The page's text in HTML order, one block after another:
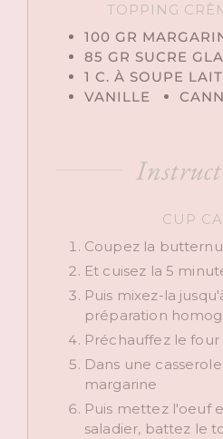
TOPPING
100 GR
85 GR SUCRE
1 C. À SOUPE
VANILLE
CUP
Coupez la
Et cuisez la 5
Puis mixez-la
préparation
Préchauffez le four
Dans une
margarine
Puis mettez l'oeuf
saladier, battez le